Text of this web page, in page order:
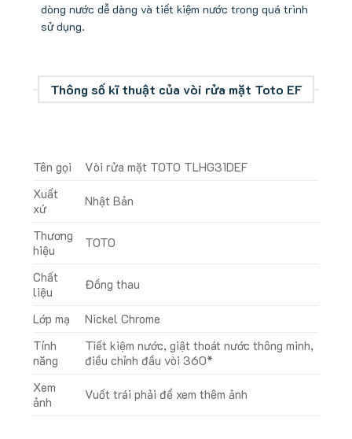
dòng nước dễ dàng và tiết kiệm nước trong quá trình
sử dụng.
Thông số kĩ thuật của vòi rửa mặt Toto EF
Tên gọi
Vòi rửa mặt TOTO TLHG31DEF
Xuất
xứ
Nhật Bản
Thương
hiệu
TOTO
Chất
liệu
Đồng thau
Lớp mạ
Nickel Chrome
Tính
năng
Tiết kiệm nước, giật thoát nước thông minh,
điều chỉnh đầu vòi 360*
Xem
ảnh
Vuốt trái phải để xem thêm ảnh